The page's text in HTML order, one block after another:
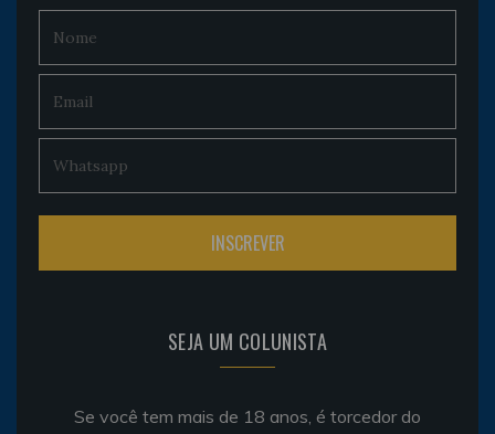
SEJA UM COLUNISTA
Se você tem mais de 18 anos, é torcedor do